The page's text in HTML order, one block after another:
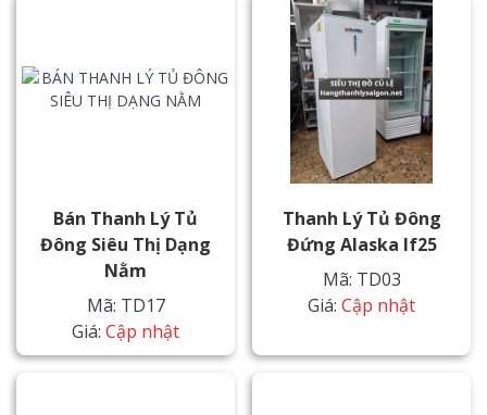
Bán Thanh Lý Tủ
Đông Siêu Thị Dạng
Nằm
Mã: TD17
Giá: Cập nhật
Thanh Lý Tủ Đông
Đứng Alaska If25
Mã: TD03
Giá: Cập nhật